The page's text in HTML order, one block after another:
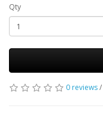
Qty
0 reviews/